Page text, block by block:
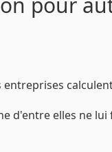
entreprises
d'entre elles ne